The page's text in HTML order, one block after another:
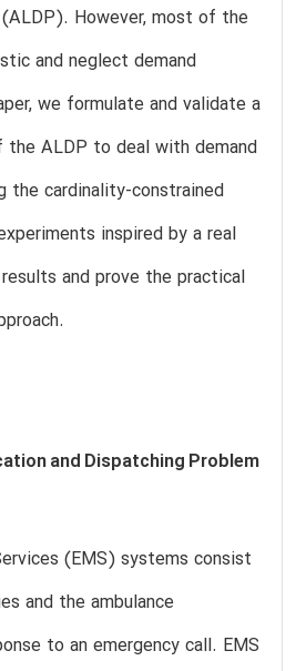
However, most of the
and neglect demand
we formulate and validate a
ALDP to deal with demand
the cardinality-constrained
inspired by a real
and prove the practical
and Dispatching Problem
(EMS) systems consist
and the ambulance
to an emergency call. EMS